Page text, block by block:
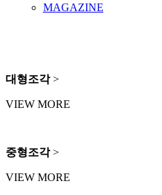
MAGAZINE
대형조각>
VIEW MORE
중형조각>
VIEW MORE